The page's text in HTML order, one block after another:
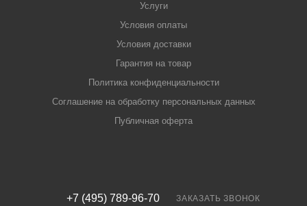
Услуги
Условия оплаты
Условия доставки
Гарантия на товар
Политика конфиденциальности
Соглашение на обработку персональных данных
Публичная оферта
+7 (495) 789-96-70 ЗАКАЗАТЬ ЗВОНОК